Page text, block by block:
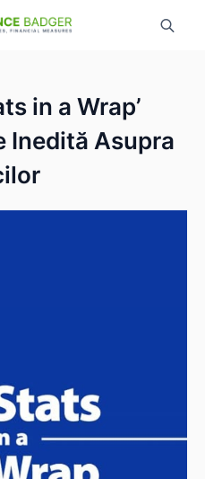
in a Wrap’
Inedită Asupra